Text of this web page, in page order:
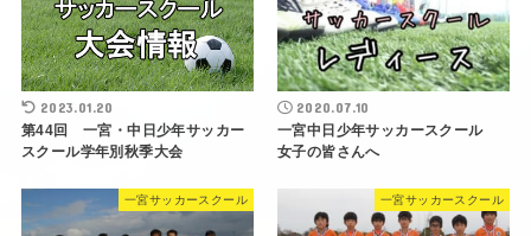
2023.01.20
第44回 一宮・中日少年サッカー
スクール学年別秋季大会
2020.07.10
一宮中日少年サッカースクール
女子の皆さんへ
一宮サッカースクール 一宮サッカースクール